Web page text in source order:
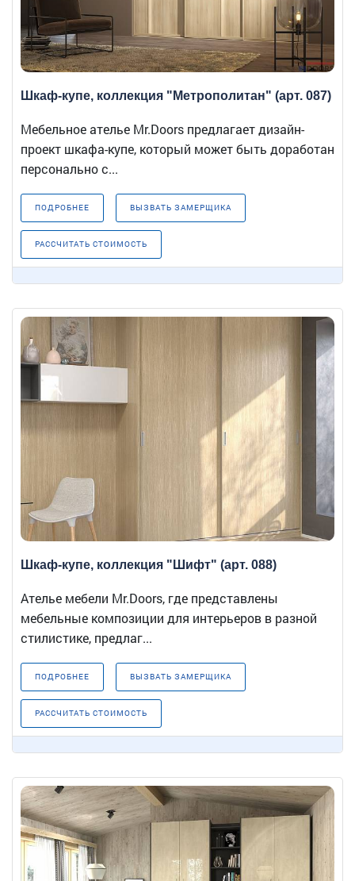
Шкаф-купе, коллекция "Метрополитан" (арт. 087)
Мебельное ателье Mr.Doors предлагает дизайн-
проект шкафа-купе, который может быть доработан
персонально с...
ПОДРОБНЕЕ ВЫЗВАТЬ ЗАМЕРЩИКА
РАССЧИТАТЬ СТОИМОСТЬ
Шкаф-купе, коллекция "Шифт" (арт. 088)
Ателье мебели Mr.Doors, где представлены
мебельные композиции для интерьеров в разной
стилистике, предлаг...
ПОДРОБНЕЕ ВЫЗВАТЬ ЗАМЕРЩИКА
РАССЧИТАТЬ СТОИМОСТЬ